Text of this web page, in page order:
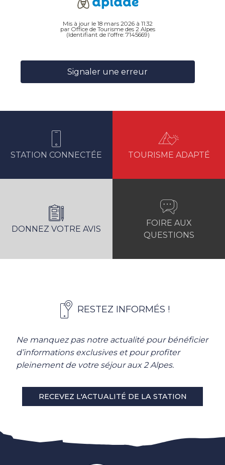
Mis à jour le 18 mars 2026 à 11:32
par Office de Tourisme des 2 Alpes
(Identifiant de l'offre: 7145669)
Signaler une erreur
STATION CONNECTÉE TOURISME ADAPTÉ
DONNEZ VOTRE AVIS
FOIRE AUX
QUESTIONS
RESTEZ INFORMÉS !
Ne manquez pas notre actualité pour bénéficier
d’informations exclusives et pour profiter
pleinement de votre séjour aux 2 Alpes.
RECEVEZ L'ACTUALITÉ DE LA STATION